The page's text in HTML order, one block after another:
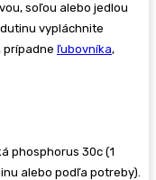
soľou alebo jedlou
vypláchnite
prípadne ľubovníka,
phosphorus 30c (1
alebo podľa potreby).